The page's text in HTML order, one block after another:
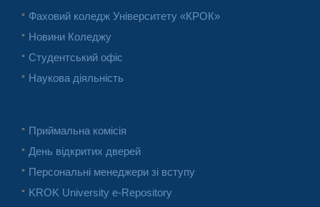
Фаховий коледж Університету «КРОК»
Новини Коледжу
Студентський офіс
Наукова діяльність
Приймальна комісія
День відкритих дверей
Персональні менеджери зі вступу
KROK University e-Repository